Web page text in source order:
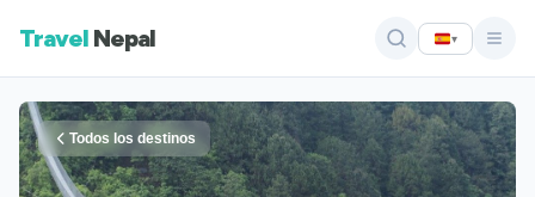
Travel Nepal ▾
Todos los destinos